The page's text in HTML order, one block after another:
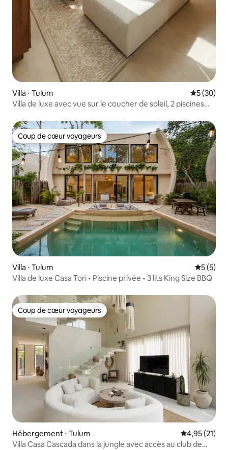
Villa ⋅ Tulum
5 (30)
Villa de luxe avec vue sur le coucher de soleil, 2 piscines
Coup de cœur voyageurs
Coup de cœur voyageurs
Villa ⋅ Tulum
5 (5)
Villa de luxe Casa Tori • Piscine privée • 3 lits King Size BBQ
Coup de cœur voyageurs
Coup de cœur voyageurs
Hébergement ⋅ Tulum Évaluation
4,95 (21)
Villa Casa Cascada dans la jungle avec accès au club de